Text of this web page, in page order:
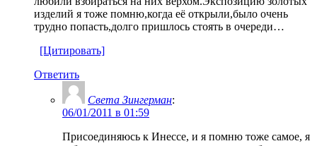
изделий я тоже помню,когда её открыли,было очень
трудно попасть,долго пришлось стоять в очереди…
[Цитировать]
Ответить
Света Зингерман:
06/01/2011 в 01:59
Присоединяюсь к Инессе, и я помню тоже самое, я